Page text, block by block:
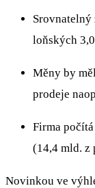
Srovnatelný
loňských
Měny by
prodeje
Firma
(14,4 mld. z
Novinkou ve